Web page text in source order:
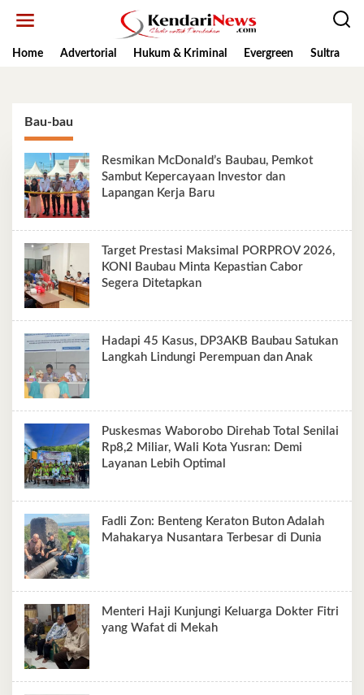
Home
Advertorial Hukum & Kriminal Evergreen Sultra
Bau-bau
Resmikan McDonald’s Baubau, Pemkot
Sambut Kepercayaan Investor dan
Lapangan Kerja Baru
Target Prestasi Maksimal PORPROV 2026,
KONI Baubau Minta Kepastian Cabor
Segera Ditetapkan
Hadapi 45 Kasus, DP3AKB Baubau Satukan
Langkah Lindungi Perempuan dan Anak
Puskesmas Waborobo Direhab Total Senilai
Rp8,2 Miliar, Wali Kota Yusran: Demi
Layanan Lebih Optimal
Fadli Zon: Benteng Keraton Buton Adalah
Mahakarya Nusantara Terbesar di Dunia
Menteri Haji Kunjungi Keluarga Dokter Fitri
yang Wafat di Mekah